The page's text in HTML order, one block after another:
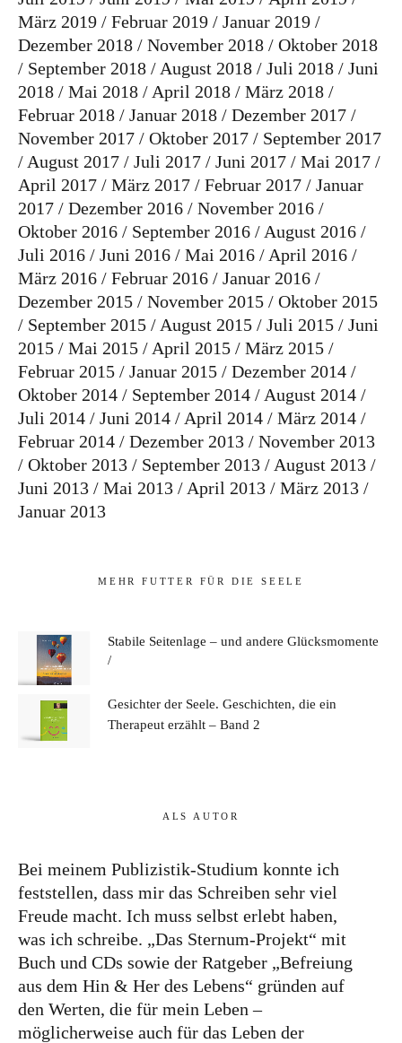
März 2019
Februar 2019
Januar 2019
Dezember 2018
November 2018
Oktober 2018
September 2018
August 2018 Juli 2018
Juni
2018
Mai 2018 April 2018
März 2018
Februar 2018
Januar 2018
Dezember 2017
November 2017
Oktober 2017
September 2017
August 2017
Juli 2017 Juni 2017
Mai 2017
April 2017
März 2017 Februar 2017
Januar
2017
Dezember 2016
November 2016
Oktober 2016
September 2016
August 2016
Juli 2016
Juni 2016 Mai 2016
April 2016
März 2016
Februar 2016
Januar 2016
Dezember 2015
November 2015
Oktober 2015
September 2015
August 2015 Juli 2015
Juni
2015
Mai 2015 April 2015
März 2015
Februar 2015
Januar 2015
Dezember 2014
Oktober 2014
September 2014
August 2014
Juli 2014
Juni 2014 April 2014
März 2014
Februar 2014
Dezember 2013
November 2013
Oktober 2013
September 2013
August 2013
Juni 2013
Mai 2013 April 2013
März 2013
Januar 2013
MEHR FUTTER FÜR DIE SEELE
Stabile Seitenlage – und andere Glücksmomente
Gesichter der Seele. Geschichten, die ein
Therapeut erzählt – Band 2
ALS AUTOR
Bei meinem Publizistik-Studium konnte ich
feststellen, dass mir das Schreiben sehr viel
Freude macht. Ich muss selbst erlebt haben,
was ich schreibe. „Das Sternum-Projekt“ mit
Buch und CDs sowie der Ratgeber „Befreiung
aus dem Hin & Her des Lebens“ gründen auf
den Werten, die für mein Leben –
möglicherweise auch für das Leben der